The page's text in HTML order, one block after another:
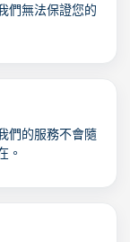
們無法保證您的
們的服務不會隨
。